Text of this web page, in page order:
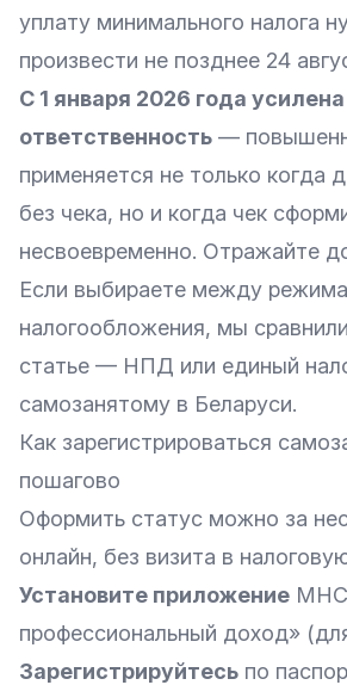
уплату минимального налога
произвести не позднее 24
С 1 января 2026 года усилена
ответственность —
применяется не только когда
без чека, но и когда чек
несвоевременно. Отражайте
Если выбираете между
налогообложения, мы
статье — НПД или единый
самозанятому в Беларуси.
Как зарегистрироваться
пошагово
Оформить статус можно за
онлайн, без визита в
Установите приложение МНС
профессиональный доход»
Зарегистрируйтесь по